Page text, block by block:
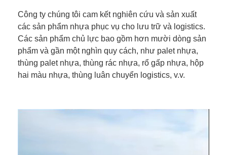
Công ty chúng tôi cam kết nghiên cứu và sản xuất
các sản phẩm nhựa phục vụ cho lưu trữ và logistics.
Các sản phẩm chủ lực bao gồm hơn mười dòng sản
phẩm và gần một nghìn quy cách, như palet nhựa,
thùng palet nhựa, thùng rác nhựa, rổ gấp nhựa, hộp
hai màu nhựa, thùng luân chuyển logistics, v.v.